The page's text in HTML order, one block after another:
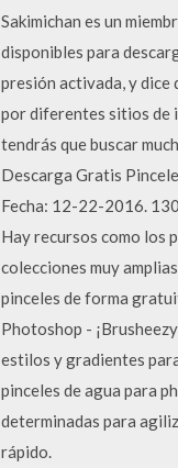
Sakimichan es un
disponibles para
presión activada, y dice
por diferentes sitios de
tendrás que buscar
Descarga Gratis
Fecha: 12-22-2016.
Hay recursos como los
colecciones muy
pinceles de forma
Photoshop -
estilos y gradientes
pinceles de agua para
determinadas para
rápido.